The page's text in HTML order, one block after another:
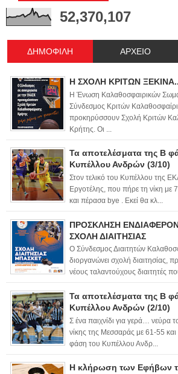
52,370,107
ΔΗΜΟΦΙΛΗ ΑΡΧΕΙΟ
Η ΣΧΟΛΗ ΚΡΙΤΩΝ
Η Ένωση Καλαθοσφαιρικών
Σύνδεσμος Κριτών
προκηρύσσουν Σχολή Κριτών
Κρήτης. Οι ...
Τα αποτελέσματα της Β
Κυπέλλου Ανδρών (3/10)
Στον τελικό του Κυπέλλου της
Εργοτέλης, που πήρε τη νίκη με
και πέρασα bye . Εκεί θα κλ...
ΠΡΟΣΚΛΗΣΗ
ΣΧΟΛΗ ΔΙΑΙΤΗΣΙΑΣ
Ο Σύνδεσμος Διαιτητών
διοργανώνει σχολή διαιτησίας,
νέους ταλαντούχους διαιτητές
Τα αποτελέσματα της Β
Κυπέλλου Ανδρών (2/10)
Σ ένα παιχνίδι για γερά… νεύρα
νίκης της Μεσσαράς με 61-55
φάση του Κυπέλλου Ανδρ...
Η κλήρωση των Εφήβων